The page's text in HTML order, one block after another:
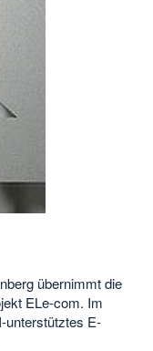
übernimmt die
ELe-com. Im
unterstütztes E-